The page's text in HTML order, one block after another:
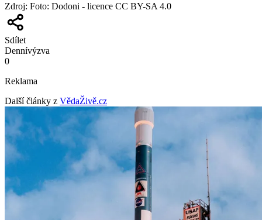
Zdroj: Foto: Dodoni - licence CC BY-SA 4.0
Sdílet
Dennívýzva
0
Reklama
Další články z VědaŽivě.cz